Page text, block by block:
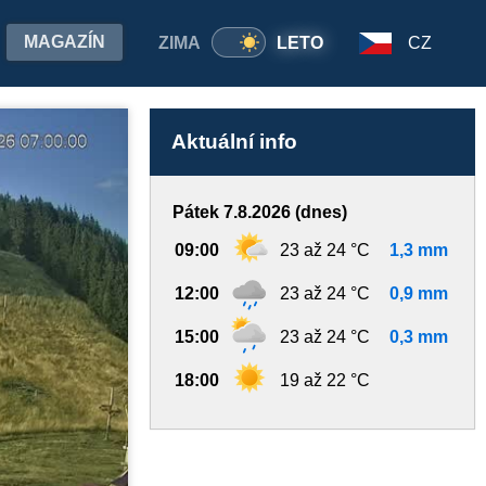
ZIMA LETO
MAGAZÍN CZ
Aktuální info
Pátek 7.8.2026 (dnes)
09:00 23 až 24 °C 1,3 mm
12:00 23 až 24 °C 0,9 mm
15:00 23 až 24 °C 0,3 mm
18:00 19 až 22 °C